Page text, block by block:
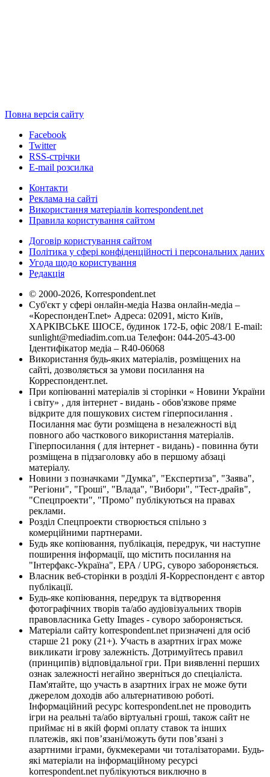
Повна версія сайту
Facebook
Twitter
RSS-стрічки
E-mail розсилка
Контакти
Реклама на сайті
Використання матеріалів korrespondent.net
Правила користування сайтом
Договір користування сайтом
Політика у сфері конфіденційності і персональних даних
Угода щодо користування
Редакція
© 2000-2026, Korrespondent.net
Суб'єкт у сфері онлайн-медіа Назва онлайн-медіа –
«КореспонденТ.net» Адреса: 02091, місто Київ,
ХАРКІВСЬКЕ ШОСЕ, будинок 172-Б, офіс 208/1 E-mail:
sunlight@mediadim.com.ua Телефон: 044-205-43-00
Ідентифікатор медіа – R40-06068
Використання будь-яких матеріалів, розміщених на
сайті, дозволяється за умови посилання на
Корреспондент.net.
При копіюванні матеріалів зі сторінки « Новини України
і світу» , для інтернет - видань - обов'язкове пряме
відкрите для пошукових систем гіперпосилання .
Посилання має бути розміщена в незалежності від
повного або часткового використання матеріалів.
Гіперпосилання ( для інтернет - видань) - повинна бути
розміщена в підзаголовку або в першому абзаці
матеріалу.
Новини з позначками "Думка", "Експертиза", "Заява",
"Регіони", "Гроші", "Влада", "Вибори", "Тест-драйв",
"Спецпроекти", "Промо" публікуються на правах
реклами.
Розділ Спецпроекти створюється спільно з
комерційними партнерами.
Будь яке копіювання, публікація, передрук, чи наступне
поширення інформації, що містить посилання на
"Інтерфакс-Україна", EPA / UPG, суворо забороняється.
Власник веб-сторінки в розділі Я-Корреспондент є автор
публікації.
Будь-яке копіювання, передрук та відтворення
фотографічних творів та/або аудіовізуальних творів
правовласника Getty Images - суворо забороняється.
Матеріали сайту korrespondent.net призначені для осіб
старше 21 року (21+). Участь в азартних іграх може
викликати ігрову залежність. Дотримуйтесь правил
(принципів) відповідальної гри. При виявленні перших
ознак залежності негайно зверніться до спеціаліста.
Пам'ятайте, що участь в азартних іграх не може бути
джерелом доходів або альтернативою роботі.
Інформаційний ресурс korrespondent.net не проводить
ігри на реальні та/або віртуальні гроші, також сайт не
приймає ні в якій формі оплату ставок та інших
платежів, які пов’язані/можуть бути пов’язані з
азартними іграми, букмекерами чи тоталізаторами. Будь-
які матеріали на інформаційному ресурсі
korrespondent.net публікуються виключно в